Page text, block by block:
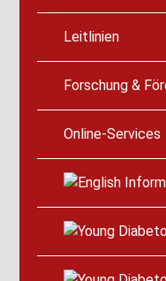
Leitlinien
Forschung &
Online-Services